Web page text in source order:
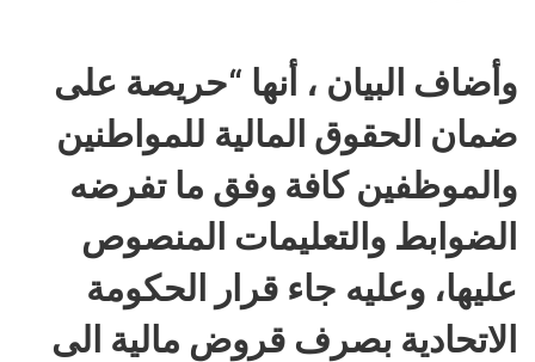
وأضاف البيان ، أنها “حريصة على
ضمان الحقوق المالية للمواطنين
والموظفين كافة وفق ما تفرضه
الضوابط والتعليمات المنصوص
عليها، وعليه جاء قرار الحكومة
الاتحادية بصرف قروض مالية الى